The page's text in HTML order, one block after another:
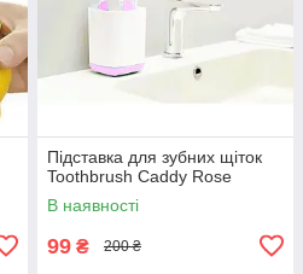
Підставка для зубних щіток
Toothbrush Caddy Rose
В наявності
99 ₴ 200 ₴